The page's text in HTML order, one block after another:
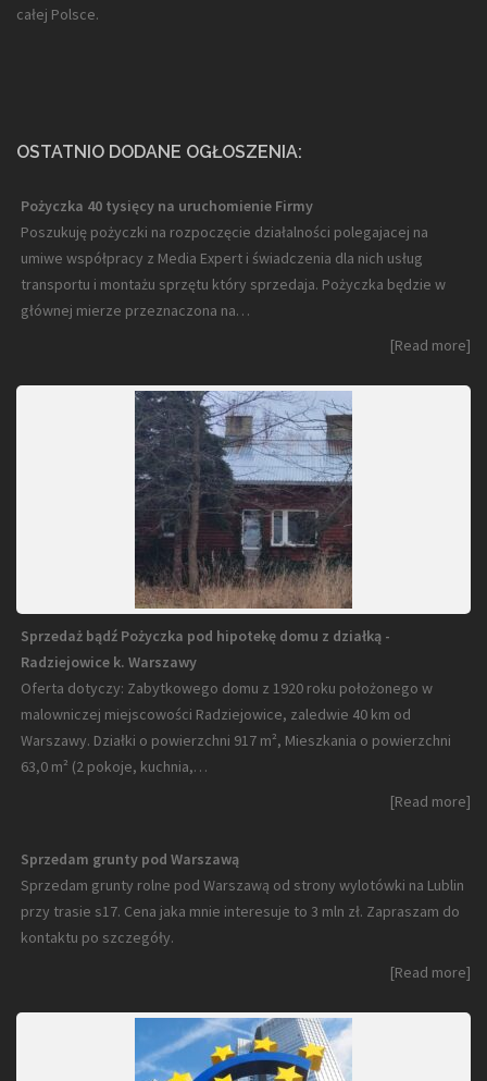
całej Polsce.
OSTATNIO DODANE OGŁOSZENIA:
Pożyczka 40 tysięcy na uruchomienie Firmy
Poszukuję pożyczki na rozpoczęcie działalności polegajacej na
umiwe współpracy z Media Expert i świadczenia dla nich usług
transportu i montażu sprzętu który sprzedaja. Pożyczka będzie w
głównej mierze przeznaczona na…
[Read more]
Sprzedaż bądź Pożyczka pod hipotekę domu z działką -
Radziejowice k. Warszawy
Oferta dotyczy: Zabytkowego domu z 1920 roku położonego w
malowniczej miejscowości Radziejowice, zaledwie 40 km od
Warszawy. Działki o powierzchni 917 m², Mieszkania o powierzchni
63,0 m² (2 pokoje, kuchnia,…
[Read more]
Sprzedam grunty pod Warszawą
Sprzedam grunty rolne pod Warszawą od strony wylotówki na Lublin
przy trasie s17. Cena jaka mnie interesuje to 3 mln zł. Zapraszam do
kontaktu po szczegóły.
[Read more]